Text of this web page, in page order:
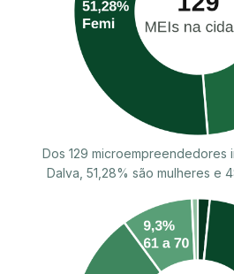
Dos 129 microempreendedores
Dalva, 51,28% são mulheres e